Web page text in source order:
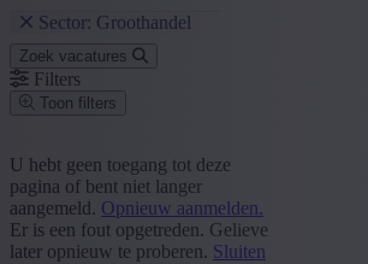
Sector: Groothandel
Zoek vacatures
Filters
Toon filters
Zoek vacatures
Segment
U hebt geen toegang tot deze
pagina of bent niet langer
aangemeld. Opnieuw aanmelden.
Er is een fout opgetreden. Gelieve
later opnieuw te proberen. Sluiten